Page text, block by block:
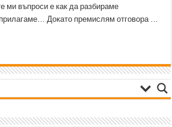
ми въпроси е как да разбираме
Докато премислям отговора …